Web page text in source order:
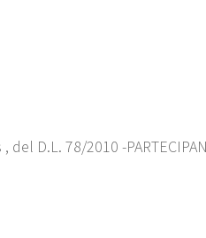
D.L. 78/2010 -